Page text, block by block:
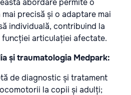
abordare permite o
precisă și o adaptare mai
individuală, contribuind la
funcției articulației afectate.
și traumatologia Medpark:
de diagnostic și tratament
la copii și adulți;